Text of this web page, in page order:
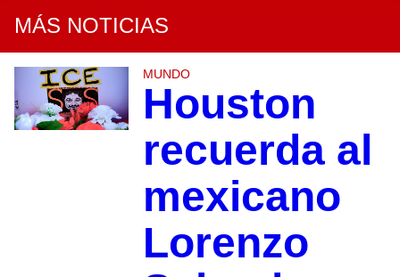
MÁS NOTICIAS
MUNDO
Houston
recuerda al
mexicano
Lorenzo